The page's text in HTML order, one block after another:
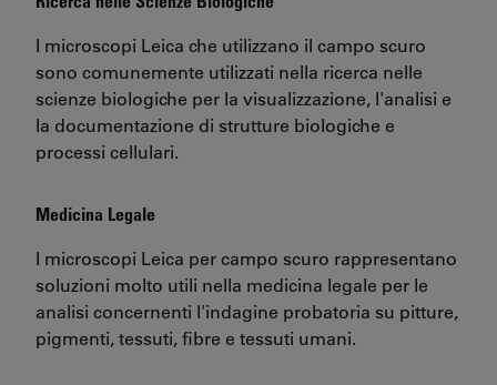
I microscopi Leica che utilizzano il campo scuro
sono comunemente utilizzati nella ricerca nelle
scienze biologiche per la visualizzazione, l'analisi e
la documentazione di strutture biologiche e
processi cellulari.
Medicina Legale
I microscopi Leica per campo scuro rappresentano
soluzioni molto utili nella medicina legale per le
analisi concernenti l'indagine probatoria su pitture,
pigmenti, tessuti, fibre e tessuti umani.